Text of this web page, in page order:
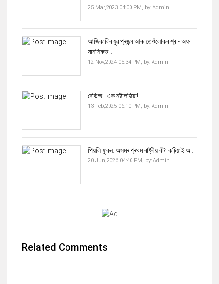
25 Mar,2023 04:00 PM, by: Admin
আজিকালিৰ যুৱ প্ৰজন্ম আৰু তেওঁলোকৰ শ্ব'- অফ
মানসিকত...
12 Nov,2024 05:34 PM, by: Admin
ৰেডিঅ'- এক নষ্টালজিয়া!
13 Feb,2025 06:10 PM, by: Admin
পিয়লি ফুকন: অসমৰ প্ৰথম ৰাষ্ট্ৰীয় বঁটা কঢ়িয়াই অ...
20 Jun,2026 04:40 PM, by: Admin
Related Comments